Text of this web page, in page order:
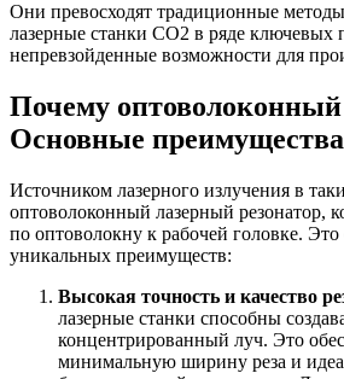
Они превосходят традиционные
лазерные станки СО2 в ряде ключевых
непревзойденные возможности для
Почему оптоволоконный
Основные преимущества
Источником лазерного излучения в
оптоволоконный лазерный резонатор,
по оптоволокну к рабочей головке. Это
уникальных преимуществ:
Высокая точность и качество
лазерные станки способны
концентрированный луч. Это
минимальную ширину реза и